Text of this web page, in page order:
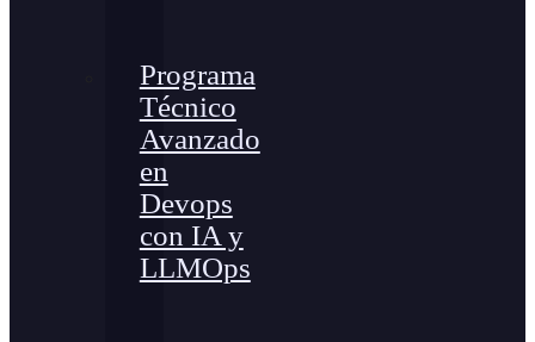
Programa
Técnico
Avanzado
en
Devops
con IA y
LLMOps